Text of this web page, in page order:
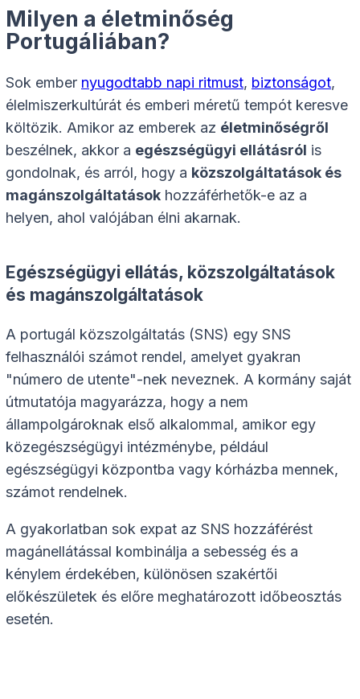
Milyen a életminőség
Portugáliában?
Sok ember nyugodtabb napi ritmust, biztonságot,
élelmiszerkultúrát és emberi méretű tempót keresve
költözik. Amikor az emberek az életminőségről
beszélnek, akkor a egészségügyi ellátásról is
gondolnak, és arról, hogy a közszolgáltatások és
magánszolgáltatások hozzáférhetők-e az a
helyen, ahol valójában élni akarnak.
Egészségügyi ellátás, közszolgáltatások
és magánszolgáltatások
A portugál közszolgáltatás (SNS) egy SNS
felhasználói számot rendel, amelyet gyakran
"número de utente"-nek neveznek. A kormány saját
útmutatója magyarázza, hogy a nem
állampolgároknak első alkalommal, amikor egy
közegészségügyi intézménybe, például
egészségügyi központba vagy kórházba mennek,
számot rendelnek.
A gyakorlatban sok expat az SNS hozzáférést
magánellátással kombinálja a sebesség és a
kénylem érdekében, különösen szakértői
előkészületek és előre meghatározott időbeosztás
esetén.